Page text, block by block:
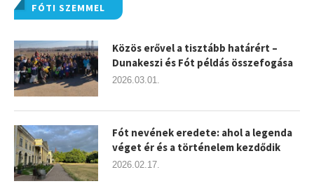
FÓTI SZEMMEL
Közös erővel a tisztább határért –
Dunakeszi és Fót példás összefogása
2026.03.01.
Fót nevének eredete: ahol a legenda
véget ér és a történelem kezdődik
2026.02.17.